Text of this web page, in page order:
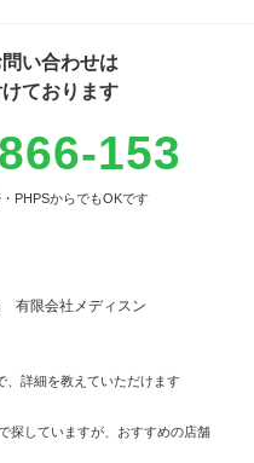
い合わせは
ております
153
PHPSからでもOKです
有限会社メディスン
、詳細を教えていただけます
探していますが、おすすめの店舗